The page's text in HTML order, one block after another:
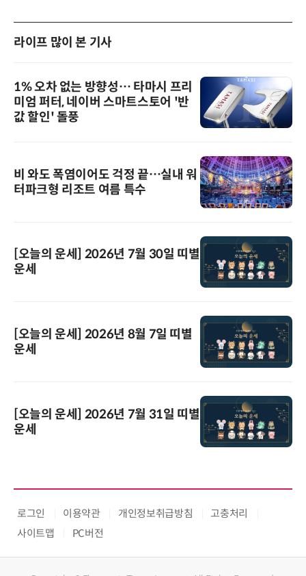
라이프 많이 본 기사
1% 오차 없는 방향성… 타마시 프리
미엄 퍼터, 네이버 스마트스토어 '반
값 할인' 돌풍
비 와도 폭염이어도 걱정 끝…실내 워
터파크형 리조트 여름 특수
[오늘의 운세] 2026년 7월 30일 띠별
운세
[오늘의 운세] 2026년 8월 7일 띠별
운세
[오늘의 운세] 2026년 7월 31일 띠별
운세
로그인 이용약관 개인정보취급방침
고충처리
사이트맵
PC버전